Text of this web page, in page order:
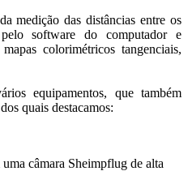
medição das distâncias entre os
software do computador e
colorimétricos tangenciais,
equipamentos, que também
quais destacamos:
câmara Sheimpflug de alta